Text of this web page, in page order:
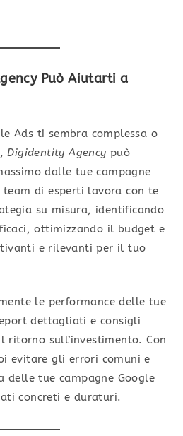
Può Aiutarti a
Ads ti sembra complessa o
Digidentity Agency può
dalle tue campagne
di esperti lavora con te
su misura, identificando
ottimizzando il budget e
e rilevanti per il tuo
le performance delle tue
dettagliati e consigli
sull’investimento. Con
evitare gli errori comuni e
delle tue campagne Google
concreti e duraturi.